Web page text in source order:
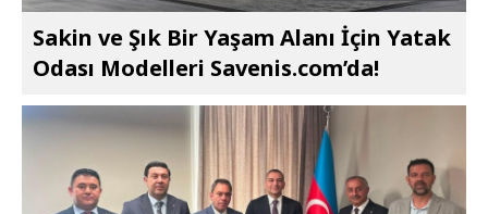
Sakin ve Şık Bir Yaşam Alanı İçin Yatak
Odası Modelleri Savenis.com’da!